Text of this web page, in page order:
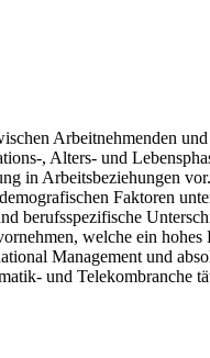
Arbeitnehmenden
, Alters- und
in Arbeitsbeziehungen
Faktoren
berufsspezifische
welche ein
Management und
und Telekombranche